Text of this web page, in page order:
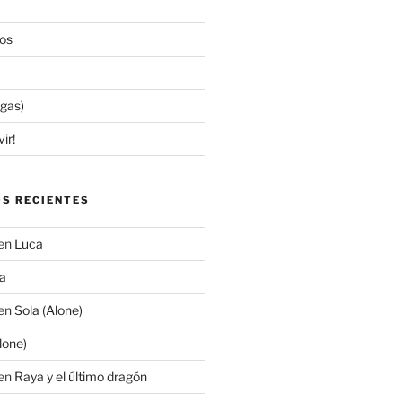
RECIENTES
Luca
Sola (Alone)
Raya y el último dragón